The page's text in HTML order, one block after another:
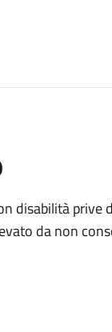
disabilità prive
da non